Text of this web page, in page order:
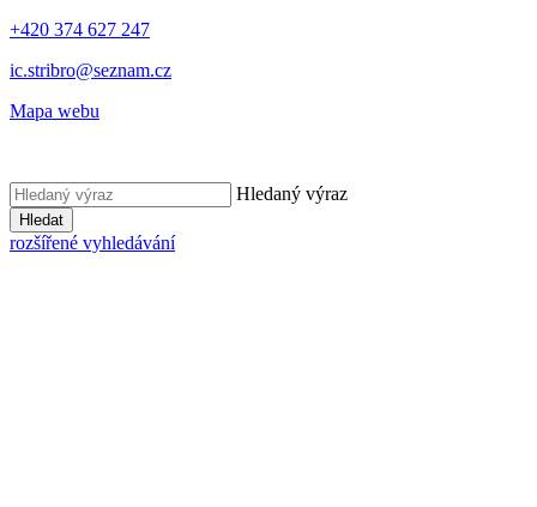
+420 374 627 247
ic.stribro@seznam.cz
Mapa webu
Hledaný výraz
Hledat
rozšířené vyhledávání